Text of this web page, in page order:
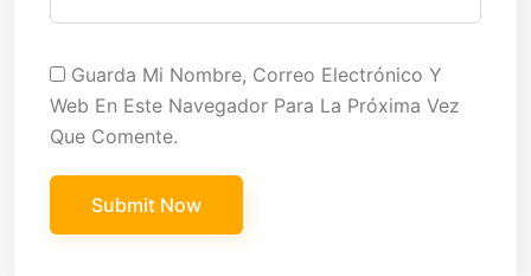
Guarda Mi Nombre, Correo Electrónico Y
Web En Este Navegador Para La Próxima Vez
Que Comente.